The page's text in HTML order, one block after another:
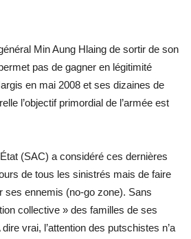
Min Aung Hlaing de sortir de son
pas de gagner en légitimité
en mai 2008 et ses dizaines de
l’objectif primordial de l’armée est
(SAC) a considéré ces dernières
de tous les sinistrés mais de faire
ses ennemis (no-go zone). Sans
collective » des familles de ses
vrai, l’attention des putschistes n’a